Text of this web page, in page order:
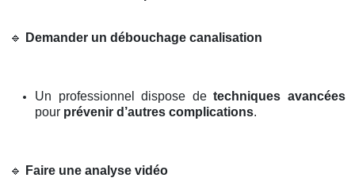
🔹 Demander un débouchage canalisation
Un professionnel dispose detechniques avancées
pour prévenir d’autres complications.
🔹 Faire une analyse vidéo